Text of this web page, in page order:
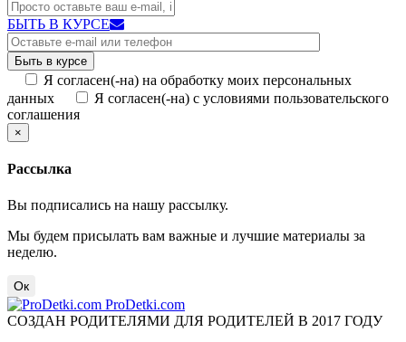
БЫТЬ В КУРСЕ
Я согласен(-на) на обработку моих персональных
данных
Я согласен(-на) с условиями пользовательского
соглашения
×
Рассылка
Вы подписались на нашу рассылку.
Мы будем присылать вам важные и лучшие материалы за
неделю.
Ок
ProDetki.com
СОЗДАН РОДИТЕЛЯМИ ДЛЯ РОДИТЕЛЕЙ В 2017 ГОДУ